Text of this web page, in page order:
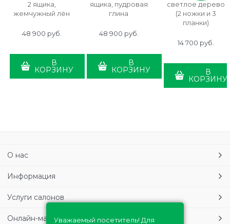
2 ящика,
жемчужный лён
48 900 руб.
В
КОРЗИНУ
ящика, пудровая
глина
48 900 руб.
В
КОРЗИНУ
светлое дерево
(2 ножки и 3
планки)
14 700 руб.
В
КОРЗИНУ
О нас
Информация
Услуги салонов
Онлайн-магазинУважаемый посетитель! Для